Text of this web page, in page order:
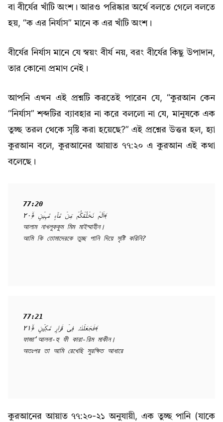
বা বীর্যের খাঁটি অংশ। আরও পরিষ্কার অর্থে বলতে গেলে বলতে
হয়, “ক এর নির্যাস” মানে ক এর খাঁটি অংশ।
বীর্যের নির্যাস মানে যে স্বয়ং বীর্য নয়, বরং বীর্যের কিছু উপাদান,
তার কোনো প্রমাণ নেই।
আপনি এখন এই প্রশ্নটি করতেই পারেন যে, “কুরআন কেন
“নির্যাস” শব্দটির ব্যাবহার না করে বললো না যে, মানুষকে এক
তুচ্ছ তরল থেকে সৃষ্টি করা হয়েছে?” এই প্রশ্নের উত্তর হল, হ্যা
কুরআন বলে, কুরআনের আয়াত ৭৭:২০ এ কুরআন এই কথা
বলেছে।
77:20
اَلَمۡ نَخۡلُقۡکُّمۡ مِّنۡ مَّآءٍ مَّہِیۡنٍ ﴿ۙ۲۰﴾
আলাম নাখলুককুম মিম মাইম্মাহীন।
আমি কি তোমাদেরকে তুচ্ছ পানি দিয়ে সৃষ্টি করিনি?
77:21
فَجَعَلۡنٰہُ فِیۡ قَرَارٍ مَّکِیۡنٍ ﴿ۙ۲۱﴾
ফাজা‘আলনা-হু ফী কারা-রিম মাকীন।
অতঃপর তা আমি রেখেছি সুরক্ষিত আধারে
কুরআনের আয়াত ৭৭:২০-২১ অনুযায়ী, এক তুচ্ছ পানি (যাকে